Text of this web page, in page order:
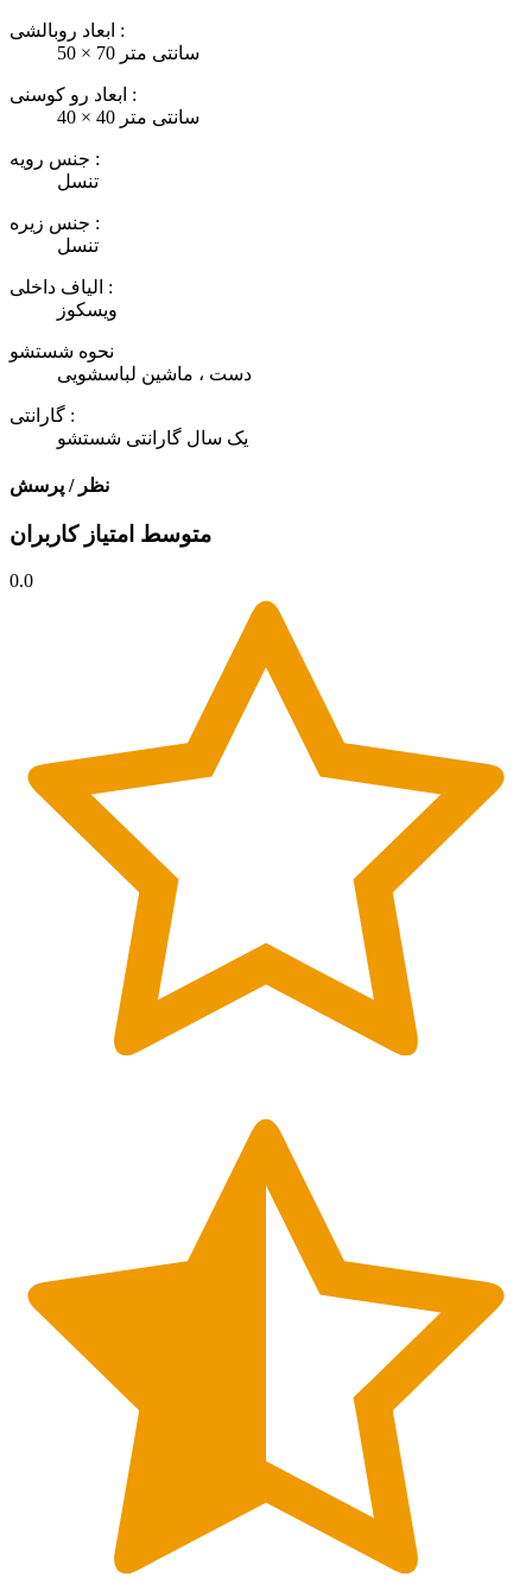
ابعاد روبالشی :
50 × 70 سانتی متر
ابعاد رو کوسنی :
40 × 40 سانتی متر
جنس رویه :
تنسل
جنس زیره :
تنسل
الیاف داخلی :
ویسکوز
نحوه شستشو
دست ، ماشین لباسشویی
گارانتی :
یک سال گارانتی شستشو
نظر / پرسش
متوسط امتیاز کاربران
0.0